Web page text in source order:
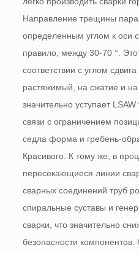
Направление трещины
определенным углом к ​​оси
правило, между 30-70 °.
соответствии с углом
растяжимый, на сжатие и
значительно уступает
связи с ограничением
седла форма и гребень-
Красивого. К тому же, в
пересекающиеся линии
сварных соединений труб
спиральные суставы и
сварки, что значительно
безопасности